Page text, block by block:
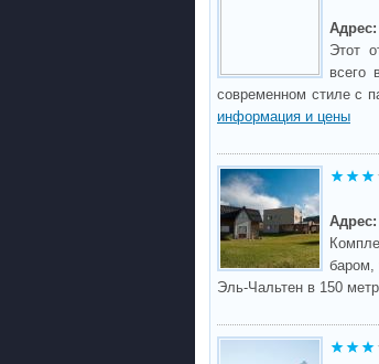
Адрес:
Этот
всего
современном стиле с
информация и цены
Адрес:
баром,
Эль-Чальтен в 150